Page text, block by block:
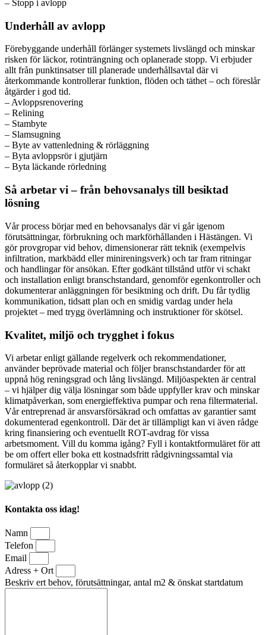
– Stopp i avlopp
Underhåll av avlopp
Förebyggande underhåll förlänger systemets livslängd och minskar
risken för läckor, rotinträngning och oplanerade stopp. Vi erbjuder
allt från punktinsatser till planerade underhållsavtal där vi
återkommande kontrollerar funktion, flöden och täthet – och föreslår
åtgärder i god tid.
– Avloppsrenovering
– Relining
– Stambyte
– Slamsugning
– Byte av vattenledning & rörläggning
– Byta avloppsrör i gjutjärn
– Byta läckande rörledning
Så arbetar vi – från behovsanalys till besiktad
lösning
Vår process börjar med en behovsanalys där vi går igenom
förutsättningar, förbrukning och markförhållanden i Hästängen. Vi
gör provgropar vid behov, dimensionerar rätt teknik (exempelvis
infiltration, markbädd eller minireningsverk) och tar fram ritningar
och handlingar för ansökan. Efter godkänt tillstånd utför vi schakt
och installation enligt branschstandard, genomför egenkontroller och
dokumenterar anläggningen för besiktning och drift. Du får tydlig
kommunikation, tidsatt plan och en smidig vardag under hela
projektet – med trygg överlämning och instruktioner för skötsel.
Kvalitet, miljö och trygghet i fokus
Vi arbetar enligt gällande regelverk och rekommendationer,
använder beprövade material och följer branschstandarder för att
uppnå hög reningsgrad och lång livslängd. Miljöaspekten är central
– vi hjälper dig välja lösningar som både uppfyller krav och minskar
klimatpåverkan, som energieffektiva pumpar och rena filtermaterial.
Vår entreprenad är ansvarsförsäkrad och omfattas av garantier samt
dokumenterad egenkontroll. Där det är tillämpligt kan vi även rådge
kring finansiering och eventuellt ROT-avdrag för vissa
arbetsmoment. Vill du komma igång? Fyll i kontaktformuläret för att
be om offert eller boka ett kostnadsfritt rådgivningssamtal via
formuläret så återkopplar vi snabbt.
Kontakta oss idag!
Namn
Telefon
Email
Adress + Ort
Beskriv ert behov, förutsättningar, antal m2 & önskat startdatum